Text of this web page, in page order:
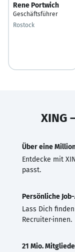
Rene Portwich
Geschäftsführer
Rostock
XING
Über eine
Entdecke mit
passt.
Persönliche
Lass Dich
Recruiter·innen.
21 Mio.